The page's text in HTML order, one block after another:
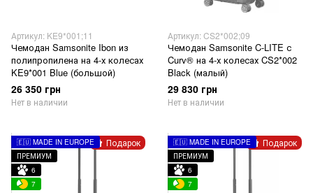
Артикул: KE9*001;11
Чемодан Samsonite Ibon из
полипропилена на 4-х колесах
KE9*001 Blue (большой)
26 350 грн
Нет в наличии
Артикул: CS2*002;09
Чемодан Samsonite C-LITE с
Curv® на 4-х колесах CS2*002
Black (малый)
29 830 грн
Нет в наличии
Подарок
🇪🇺 MADE IN EUROPE
ПРЕМИУМ
6
7
Подарок
🇪🇺 MADE IN EUROPE
ПРЕМИУМ
6
7